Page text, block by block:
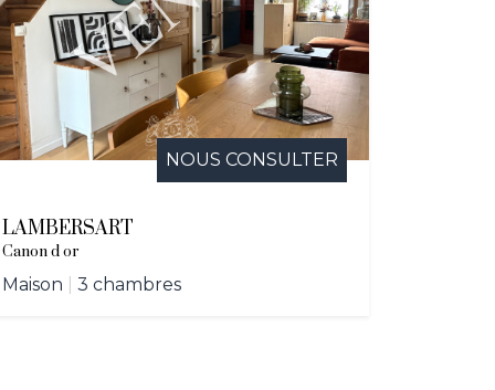
NOUS CONSULTER
LAMBERSART
Canon d or
Maison 3 chambres